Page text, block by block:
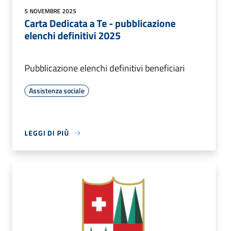
5 NOVEMBRE 2025
Carta Dedicata a Te - pubblicazione
elenchi definitivi 2025
Pubblicazione elenchi definitivi beneficiari
Assistenza sociale
LEGGI DI PIÙ